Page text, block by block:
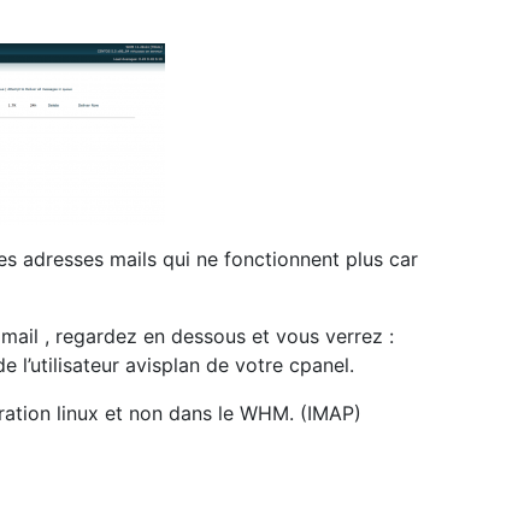
adresses mails qui ne fonctionnent plus car
, regardez en dessous et vous verrez :
l’utilisateur avisplan de votre cpanel.
linux et non dans le WHM. (IMAP)